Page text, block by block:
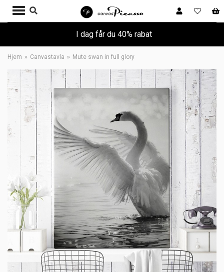
I dag får du 40% rabat
Hjem Canvastavla Mute swan in full glory